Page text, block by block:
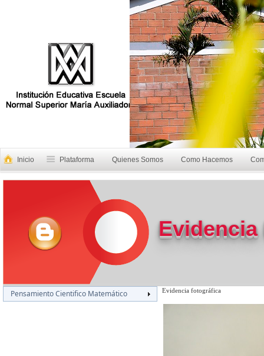
Inicio Plataforma Quienes Somos Como Hacemos
Evidencia
Pensamiento Cientifico Matemático Evidencia fotográfica